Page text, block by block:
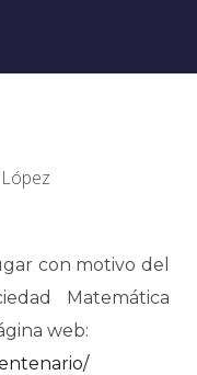
con motivo del
Matemática
web: